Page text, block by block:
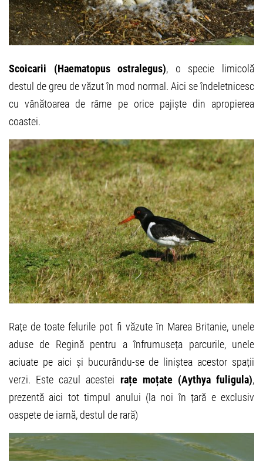
Scoicarii (Haematopus ostralegus), o specie limicolă
destul de greu de văzut în mod normal. Aici se îndeletnicesc
cu vânătoarea de râme pe orice pajiște din apropierea
coastei.
Rațe de toate felurile pot fi văzute în Marea Britanie, unele
aduse de Regină pentru a înfrumuseța parcurile, unele
aciuate pe aici și bucurându-se de liniștea acestor spații
verzi. Este cazul acestei rațe moțate (Aythya fuligula),
prezentă aici tot timpul anului (la noi în țară e exclusiv
oaspete de iarnă, destul de rară)